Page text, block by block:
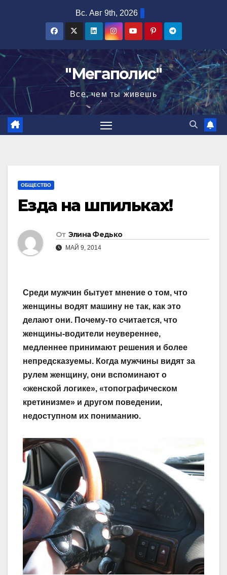
Вс. Авг 9th, 2026
"Мегаполис"
Все, чем ты живешь
ОБЩЕСТВО
Езда на шпильках!
От Элина Федько
МАЙ 9, 2014
Среди мужчин бытует мнение о том, что
женщины водят машину не так, как это
делают они. Почему-то считается, что
женщины-водители неувереннее,
медленнее принимают решения и более
непредсказуемы. Когда мужчины видят за
рулем женщину, они вспоминают о
«женской логике», «топографическом
кретинизме» и другом поведении,
недоступном их пониманию.